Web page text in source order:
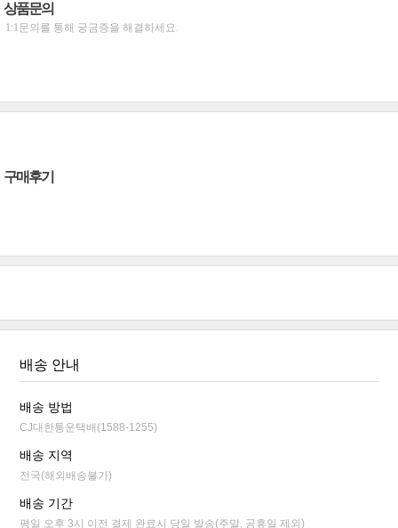
상품문의
1:1문의를 통해 궁금증을 해결하세요.
구매후기
배송 안내
배송 방법
CJ대한통운택배(1588-1255)
배송 지역
전국(해외배송불가)
배송 기간
평일 오후 3시 이전 결제 완료시 당일 발송(주말, 공휴일 제외)